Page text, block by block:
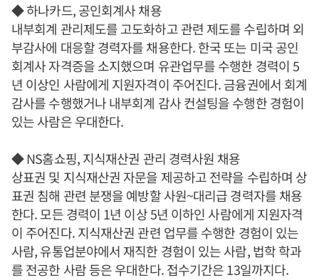
◆ 하나카드, 공인회계사 채용
내부회계 관리제도를 고도화하고 관련 제도를 수립하며 외
부감사에 대응할 경력자를 채용한다. 한국 또는 미국 공인
회계사 자격증을 소지했으며 유관업무를 수행한 경력이 5
년 이상인 사람에게 지원자격이 주어진다. 금융권에서 회계
감사를 수행했거나 내부회계 감사 컨설팅을 수행한 경험이
있는 사람은 우대한다.
◆ NS홈쇼핑, 지식재산권 관리 경력사원 채용
상표권 및 지식재산권 자문을 제공하고 전략을 수립하며 상
표권 침해 관련 분쟁을 예방할 사원~대리급 경력자를 채용
한다. 모든 경력이 1년 이상 5년 이하인 사람에게 지원자격
이 주어진다. 지식재산권 관련 업무를 수행한 경험이 있는
사람, 유통업분야에서 재직한 경험이 있는 사람, 법학 학과
를 전공한 사람 등은 우대한다. 접수기간은 13일까지다.